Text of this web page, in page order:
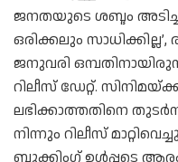
ജനതയുടെ ശബ്ദം
ഒരിക്കലും
ജനുവരി
റിലീസ് ഡേറ്റ്.
ലഭിക്കാത്തതിനെ
നിന്നും റിലീസ്
ബുക്കിംഗ് ഉള്‍പ്പടെ